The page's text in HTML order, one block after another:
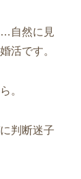
…自然に見
活です。
。
判断迷子